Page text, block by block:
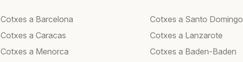
Cotxes a Barcelona
Cotxes a Caracas
Cotxes a Menorca
Cotxes a Santo Domingo
Cotxes a Lanzarote
Cotxes a Baden-Baden